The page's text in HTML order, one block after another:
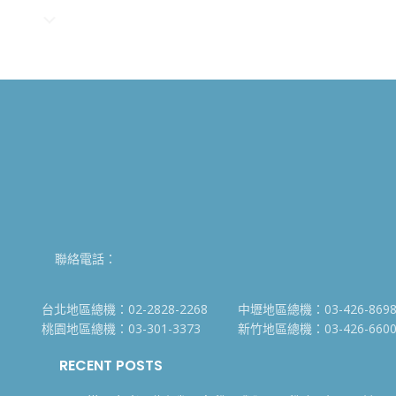
聯絡電話：
台北地區總機：02-2828-2268
桃園地區總機：03-301-3373
中壢地區總機：03-426-8698
新竹地區總機：03-426-6600
RECENT POSTS